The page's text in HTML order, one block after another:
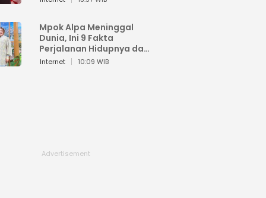
Mpok Alpa Meninggal
Dunia, Ini 9 Fakta
Perjalanan Hidupnya dari
Viral hingga Puncak
Internet 10:09 WIB